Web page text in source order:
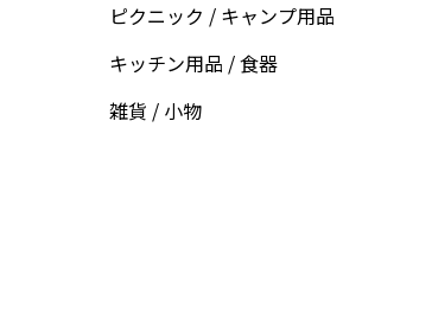
ピクニック / キャンプ用品
キッチン用品 / 食器
雑貨 / 小物